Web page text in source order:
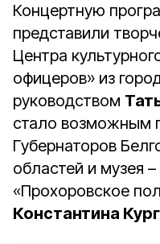
Концертную
представили
Центра
офицеров» из
руководством
стало возможным
Губернаторов
областей и музея
«Прохоровское
Константина